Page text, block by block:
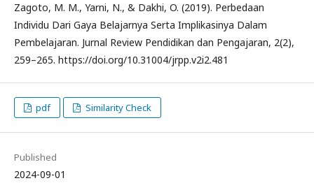
Zagoto, M. M., Yarni, N., & Dakhi, O. (2019). Perbedaan
Individu Dari Gaya Belajarnya Serta Implikasinya Dalam
Pembelajaran. Jurnal Review Pendidikan dan Pengajaran, 2(2),
259–265. https://doi.org/10.31004/jrpp.v2i2.481
pdf Similarity Check
Published
2024-09-01